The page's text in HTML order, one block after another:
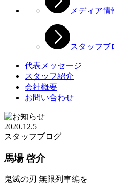
メディア情
スタッフブ
代表メッセージ
スタッフ紹介
会社概要
お問い合わせ
2020.12.5
スタッフブログ
馬場 啓介
鬼滅の刃 無限列車編を